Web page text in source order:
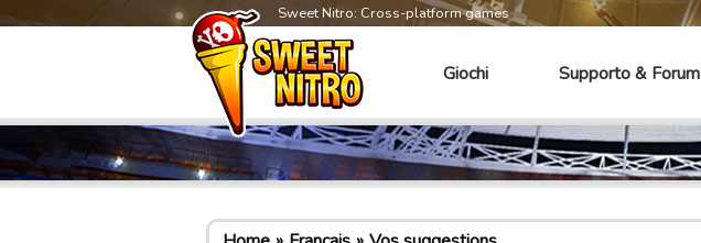
Sweet Nitro: Cross-platform games
Giochi Supporto & Forum